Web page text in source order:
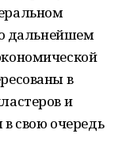
дальнейшем
в
и
свою очередь